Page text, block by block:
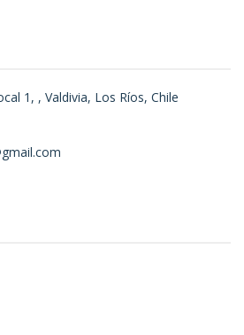
1, , Valdivia, Los Ríos, Chile